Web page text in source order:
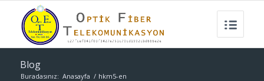
Blog
Buradasınız: Anasayfa / hkm5-en